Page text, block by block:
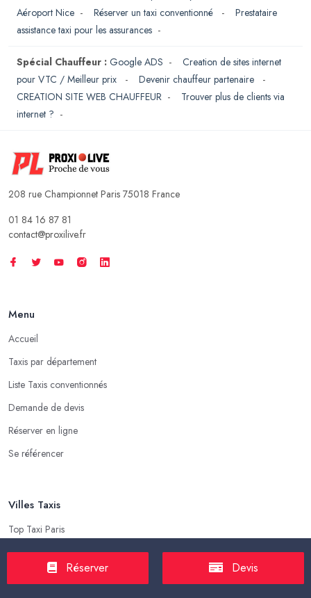
Aéroport Nice - Réserver un taxi conventionné - Prestataire
assistance taxi pour les assurances -
Spécial Chauffeur : Google ADS - Creation de sites internet
pour VTC / Meilleur prix
- Devenir chauffeur partenaire
-
CREATION SITE WEB CHAUFFEUR - Trouver plus de clients via
internet ? -
208 rue Championnet Paris 75018 France
01 84 16 87 81
contact@proxilive.fr
Menu
Accueil
Taxis par département
Liste Taxis conventionnés
Demande de devis
Réserver en ligne
Se référencer
Villes Taxis
Top Taxi Paris
Top Taxi Marseille
Top Taxi Lyon
Réserver Devis